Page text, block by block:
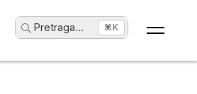
Pretraga... ⌘K